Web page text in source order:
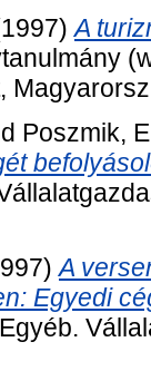
A
Poszmik,
A
Egyedi
Egyéb.